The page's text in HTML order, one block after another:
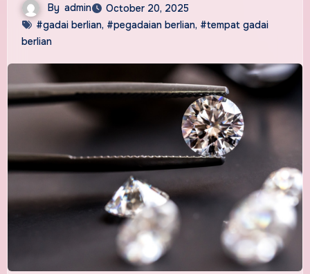
By admin
October 20, 2025
#gadai berlian, #pegadaian berlian, #tempat gadai
berlian